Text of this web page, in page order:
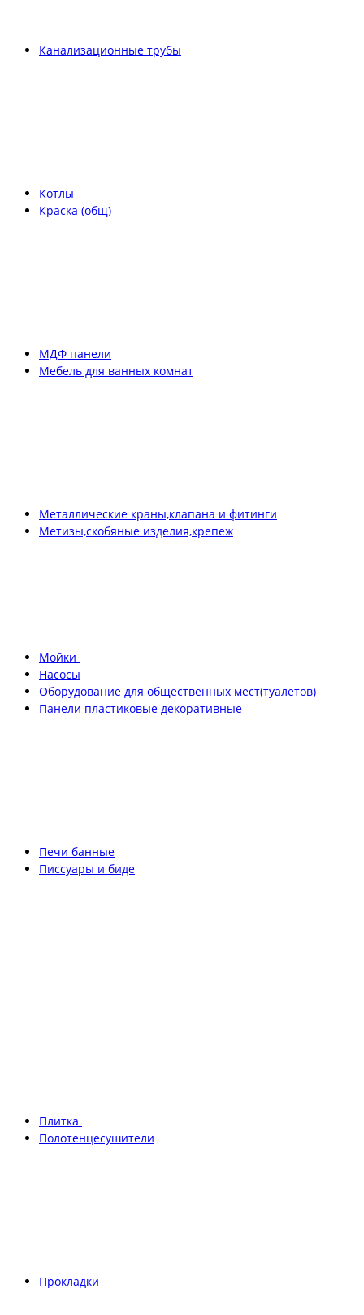
Канализационные трубы
Котлы
Краска (общ)
МДФ панели
Мебель для ванных комнат
Металлические краны,клапана и фитинги
Метизы,скобяные изделия,крепеж
Мойки
Насосы
Оборудование для общественных мест(туалетов)
Панели пластиковые декоративные
Печи банные
Писсуары и биде
Плитка
Полотенцесушители
Прокладки